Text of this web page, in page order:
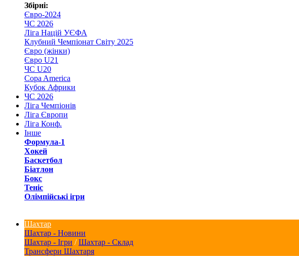
Збірні:
Євро-2024
ЧС 2026
Ліга Націй УЄФА
Клубний Чемпіонат Світу 2025
Євро (жінки)
Євро U21
ЧС U20
Copa America
Кубок Африки
ЧС 2026
Ліга Чемпіонів
Ліга Європи
Ліга Конф.
Інше
Формула-1
Хокей
Баскетбол
Біатлон
Бокс
Теніс
Олімпійські ігри
Шахтар
Шахтар - Новини
Шахтар - Ігри /Шахтар - Склад
Трансфери Шахтаря